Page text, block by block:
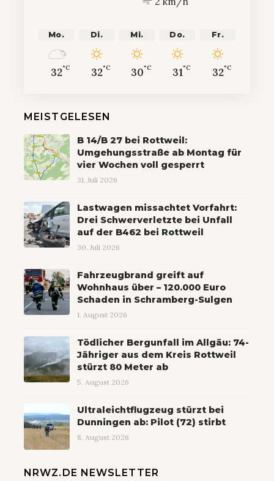
Mo.
32°C
Di.
32°C
Mi.
30°C
Do.
31°C
Fr.
32°C
MEISTGELESEN
B 14/B 27 bei Rottweil:
Umgehungsstraße ab Montag für
vier Wochen voll gesperrt
31. Juli 2026
Lastwagen missachtet Vorfahrt:
Drei Schwerverletzte bei Unfall
auf der B462 bei Rottweil
30. Juli 2026
Fahrzeugbrand greift auf
Wohnhaus über – 120.000 Euro
Schaden in Schramberg-Sulgen
1. August 2026
Tödlicher Bergunfall im Allgäu: 74-
Jähriger aus dem Kreis Rottweil
stürzt 80 Meter ab
5. August 2026
Ultraleichtflugzeug stürzt bei
Dunningen ab: Pilot (72) stirbt
8. August 2026
NRWZ.DE NEWSLETTER